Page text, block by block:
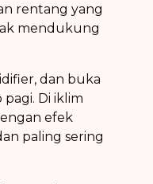
rentang yang
mendukung
dan buka
pagi. Di iklim
efek
paling sering